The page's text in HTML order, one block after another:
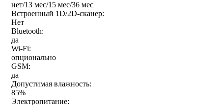
нет/13 мес/15 мес/36 мес
Встроенный 1D/2D-сканер:
Нет
Bluetooth:
да
Wi-Fi:
опционально
GSM:
да
Допустимая влажность:
85%
Электропитание: